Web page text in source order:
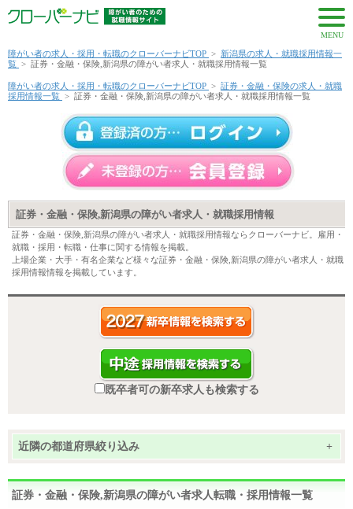
MENU
障がい者の求人・採用・転職のクローバーナビTOP > 新潟県の求人・就職採用情報一
覧 > 証券・金融・保険,新潟県の障がい者求人・就職採用情報一覧
障がい者の求人・採用・転職のクローバーナビTOP > 証券・金融・保険の求人・就職
採用情報一覧 > 証券・金融・保険,新潟県の障がい者求人・就職採用情報一覧
証券・金融・保険,新潟県の障がい者求人・就職採用情報
証券・金融・保険,新潟県の障がい者求人・就職採用情報ならクローバーナビ。雇用・
就職・採用・転職・仕事に関する情報を掲載。
上場企業・大手・有名企業など様々な証券・金融・保険,新潟県の障がい者求人・就職
採用情報情報を掲載しています。
既卒者可の新卒求人も検索する
近隣の都道府県絞り込み +
証券・金融・保険,新潟県の障がい者求人転職・採用情報一覧